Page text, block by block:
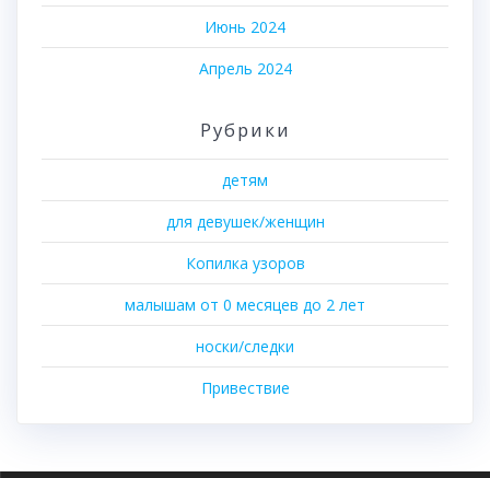
Июнь 2024
Апрель 2024
Рубрики
детям
для девушек/женщин
Копилка узоров
малышам от 0 месяцев до 2 лет
носки/следки
Привествие